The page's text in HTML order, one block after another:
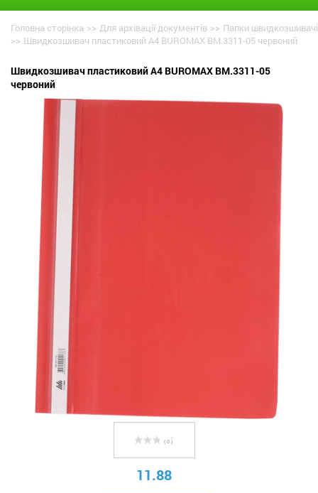
Головна сторінка >> Для архівації документів >> Папки швидкозшивачі
>> Швидкозшивач пластиковий А4 BUROMAX BM.3311-05 червоний
Швидкозшивач пластиковий А4 BUROMAX BM.3311-05
червоний
( 0 )
11.88